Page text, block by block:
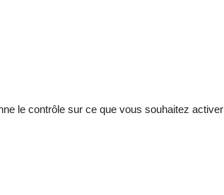
le contrôle sur ce que vous souhaitez activer